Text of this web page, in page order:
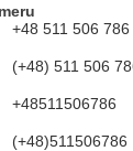
+48 511 506 786
(+48) 511 506
+48511506786
(+48)511506786